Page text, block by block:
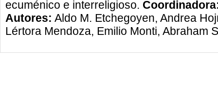
ecuménico e interreligioso.
Autores: Aldo M. Etchegoyen, Andrea
Lértora Mendoza, Emilio Monti, Abraham